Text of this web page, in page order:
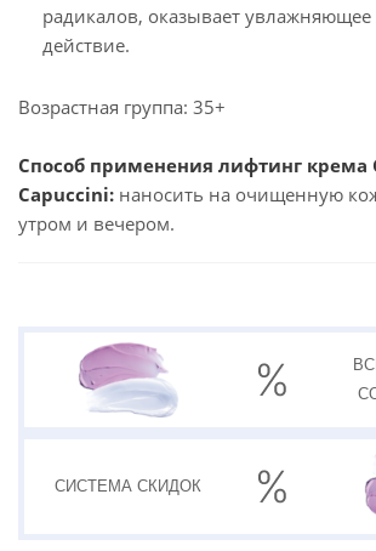
радикалов, оказывает
действие.
Возрастная группа: 35+
Способ применения лифтинг крема
Capuccini: наносить на очищенную
утром и вечером.
СИСТЕМАСКИДОК